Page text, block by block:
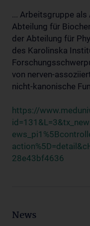
... Arbeitsgruppe
Abteilung für
der Abteilung für
des Karolinska
von nerven-
nicht-kanonische
https://
28e43bf4636
News